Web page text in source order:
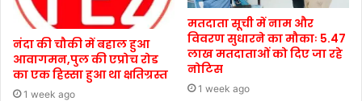
नंदा की चौकी में बहाल हुआ
आवागमन,पुल की एप्रोच रोड
का एक हिस्सा हुआ था क्षतिग्रस्त
1 week ago
मतदाता सूची में नाम और
विवरण सुधारने का मौकाः 5.47
लाख मतदाताओं को दिए जा रहे
नोटिस
1 week ago